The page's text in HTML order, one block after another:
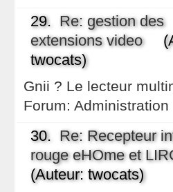
29. Re: gestion des
extensions video
twocats)
Gnii ? Le lecteur
Forum: Administration
30. Re: Recepteur
rouge eHOme et
(Auteur: twocats)